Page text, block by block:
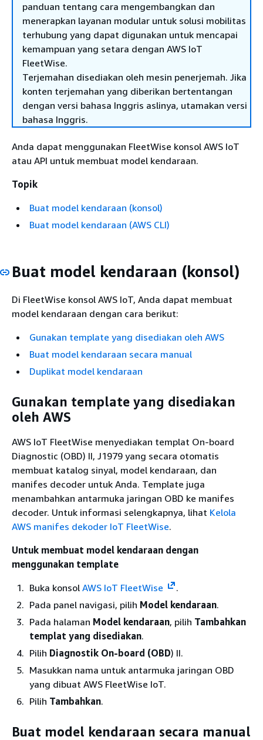
panduan tentang cara mengembangkan dan
menerapkan layanan modular untuk solusi mobilitas
terhubung yang dapat digunakan untuk mencapai
kemampuan yang setara dengan AWS IoT
FleetWise.
Terjemahan disediakan oleh mesin penerjemah. Jika
konten terjemahan yang diberikan bertentangan
dengan versi bahasa Inggris aslinya, utamakan versi
bahasa Inggris.
Anda dapat menggunakan FleetWise konsol AWS IoT
atau API untuk membuat model kendaraan.
Topik
Buat model kendaraan (konsol)
Buat model kendaraan (AWS CLI)
Buat model kendaraan (konsol)
Di FleetWise konsol AWS IoT, Anda dapat membuat
model kendaraan dengan cara berikut:
Gunakan template yang disediakan oleh AWS
Buat model kendaraan secara manual
Duplikat model kendaraan
Gunakan template yang disediakan
oleh AWS
AWS IoT FleetWise menyediakan templat On-board
Diagnostic (OBD) II, J1979 yang secara otomatis
membuat katalog sinyal, model kendaraan, dan
manifes decoder untuk Anda. Template juga
menambahkan antarmuka jaringan OBD ke manifes
decoder. Untuk informasi selengkapnya, lihat Kelola
AWS manifes dekoder IoT FleetWise.
Untuk membuat model kendaraan dengan
menggunakan template
Buka konsol AWS IoT FleetWise
.
Pada panel navigasi, pilih Model kendaraan.
Pada halaman Model kendaraan, pilih Tambahkan
templat yang disediakan.
Pilih Diagnostik On-board (OBD) II.
Masukkan nama untuk antarmuka jaringan OBD
yang dibuat AWS FleetWise IoT.
Pilih Tambahkan.
Buat model kendaraan secara manual